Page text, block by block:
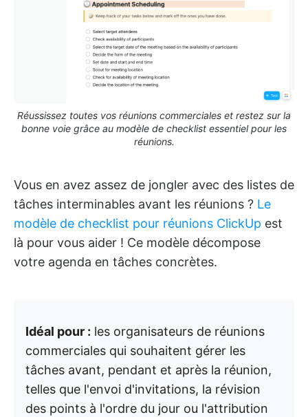
Réussissez toutes vos réunions commerciales et restez sur la
bonne voie grâce au modèle de checklist essentiel pour les
réunions.
Vous en avez assez de jongler avec des listes de
tâches interminables avant les réunions ? Le
modèle de checklist pour réunions ClickUp est
là pour vous aider ! Ce modèle décompose
votre agenda en tâches concrètes.
Idéal pour : les organisateurs de réunions
commerciales qui souhaitent gérer les
tâches avant, pendant et après la réunion,
telles que l'envoi d'invitations, la révision
des points à l'ordre du jour ou l'attribution